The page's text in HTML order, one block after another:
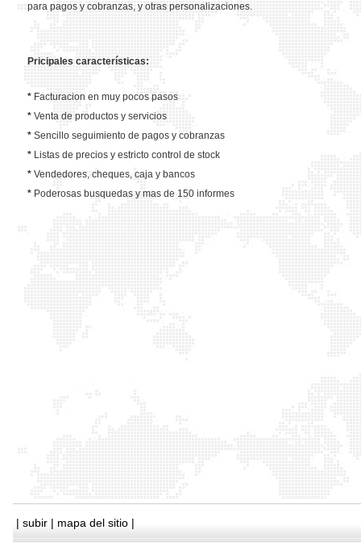
para pagos y cobranzas, y otras personalizaciones.
Pricipales características:
* Facturacion en muy pocos pasos
* Venta de productos y servicios
* Sencillo seguimiento de pagos y cobranzas
* Listas de precios y estricto control de stock
* Vendedores, cheques, caja y bancos
* Poderosas busquedas y mas de 150 informes
| subir | mapa del sitio |